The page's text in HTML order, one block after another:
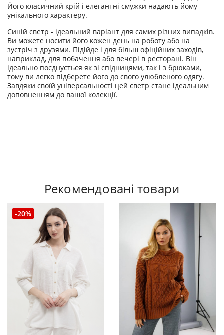
Його класичний крій і елегантні смужки надають йому
унікального характеру.
Синій светр - ідеальний варіант для самих різних випадків.
Ви можете носити його кожен день на роботу або на
зустріч з друзями. Підійде і для більш офіційних заходів,
наприклад, для побачення або вечері в ресторані. Він
ідеально поєднується як зі спідницями, так і з брюками,
тому ви легко підберете його до свого улюбленого одягу.
Завдяки своїй універсальності цей светр стане ідеальним
доповненням до вашої колекції.
Рекомендовані товари
-20%